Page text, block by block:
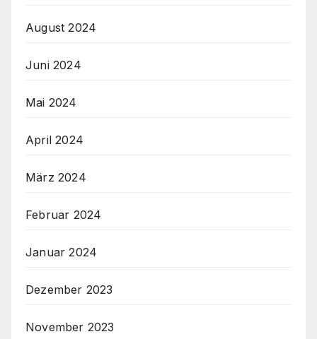
August 2024
Juni 2024
Mai 2024
April 2024
März 2024
Februar 2024
Januar 2024
Dezember 2023
November 2023